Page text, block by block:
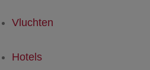
Vluchten
Hotels